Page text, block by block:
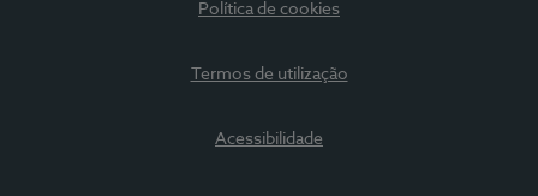
Política de cookies
Termos de utilização
Acessibilidade